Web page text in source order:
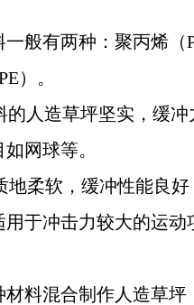
般有两种：聚丙烯（
）。
的人造草坪坚实，缓
网球等。
地柔软，缓冲性能良
于冲击力较大的运动
材料混合制作人造草